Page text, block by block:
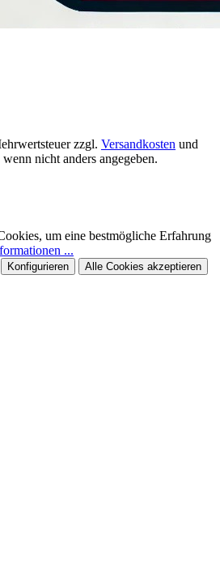
zzgl. Versandkosten und
nicht anders angegeben.
um eine bestmögliche Erfahrung
...
Konfigurieren Alle Cookies akzeptieren